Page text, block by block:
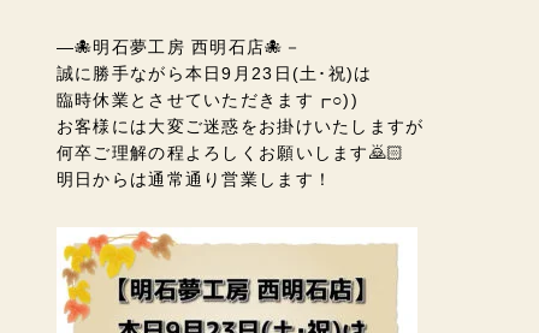
―🐙明石夢工房 西明石店🐙－
誠に勝手ながら本日9月23日(土･祝)は
臨時休業とさせていただきます┏○))
お客様には大変ご迷惑をお掛けいたしますが
何卒ご理解の程よろしくお願いします🙇🏻
明日からは通常通り営業します！